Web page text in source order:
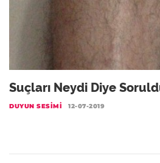
Suçları Neydi Diye
DUYUN SESIMI 12-07-2019